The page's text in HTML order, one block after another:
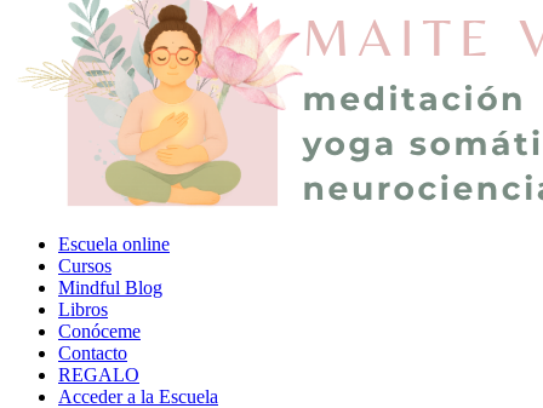
Escuela online
Cursos
Mindful Blog
Libros
Conóceme
Contacto
REGALO
Acceder a la Escuela